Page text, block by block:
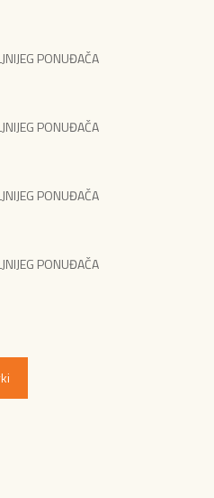
PONUĐAČA
PONUĐAČA
PONUĐAČA
PONUĐAČA